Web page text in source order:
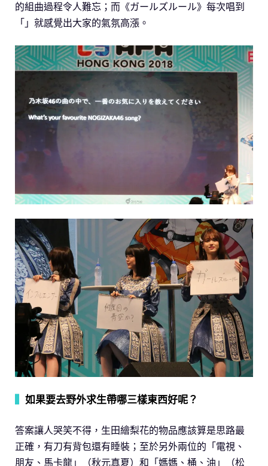
的組曲過程令人難忘；而《ガールズルール》每次唱到
「」就感覺出大家的氣氛高漲。
如果要去野外求生帶哪三樣東西好呢？
答案讓人哭笑不得，生田繪梨花的物品應該算是思路最
正確，有刀有背包還有睡裝；至於另外兩位的「電視、
朋友、馬卡龍」（秋元真夏）和「媽媽、桶、油」（松